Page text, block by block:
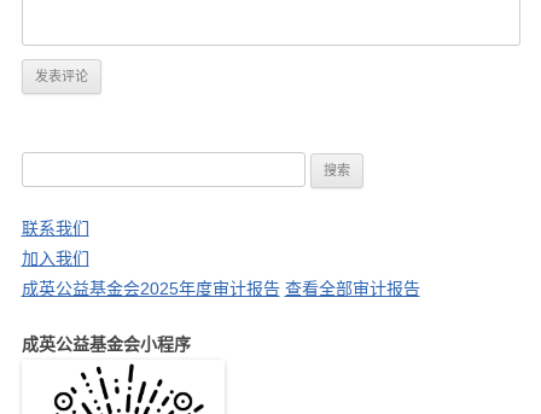
：
联系我们
加入我们
成英公益基金会2025年度审计报告 查看全部审计报告
成英公益基金会小程序